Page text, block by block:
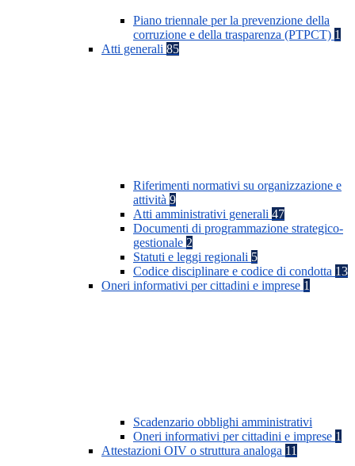
Piano triennale per la prevenzione della
corruzione e della trasparenza (PTPCT) 1
Atti generali 85
Riferimenti normativi su organizzazione e
attività 9
Atti amministrativi generali 47
Documenti di programmazione strategico-
gestionale 2
Statuti e leggi regionali 5
Codice disciplinare e codice di condotta 13
Oneri informativi per cittadini e imprese 1
Scadenzario obblighi amministrativi
Oneri informativi per cittadini e imprese 1
Attestazioni OIV o struttura analoga 11